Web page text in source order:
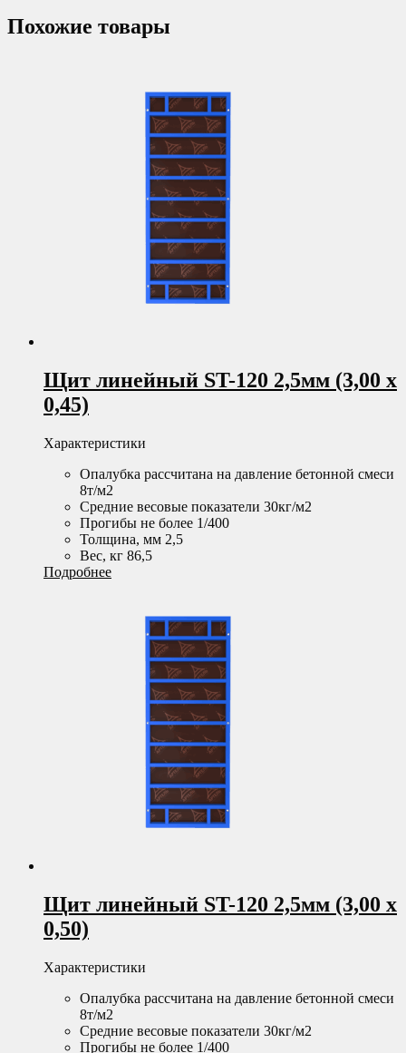
Похожие товары
Щит линейный ST-120 2,5мм (3,00 х
0,45)
Характеристики
Опалубка рассчитана на давление бетонной смеси
8т/м2
Средние весовые показатели 30кг/м2
Прогибы не более 1/400
Толщина, мм 2,5
Вес, кг 86,5
Подробнее
Щит линейный ST-120 2,5мм (3,00 х
0,50)
Характеристики
Опалубка рассчитана на давление бетонной смеси
8т/м2
Средние весовые показатели 30кг/м2
Прогибы не более 1/400